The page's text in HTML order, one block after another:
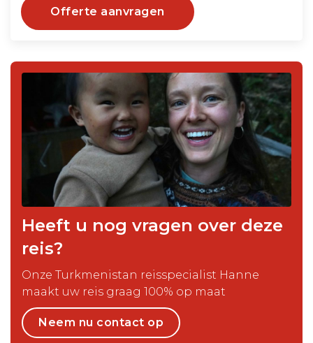
Offerte aanvragen
Heeft u nog vragen over deze
reis?
Onze Turkmenistan reisspecialist Hanne
maakt uw reis graag 100% op maat
Neem nu contact op